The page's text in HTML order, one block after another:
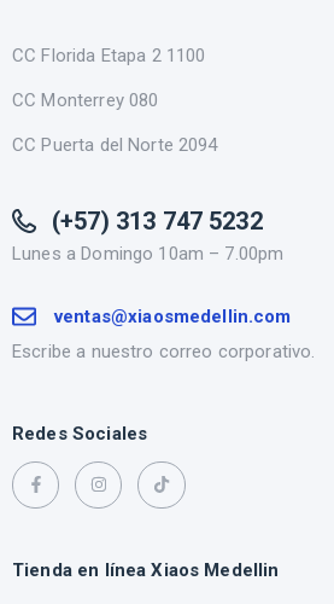
CC Florida Etapa 2 1100
CC Monterrey 080
CC Puerta del Norte 2094
(+57) 313 747 5232
Lunes a Domingo 10am – 7.00pm
ventas@xiaosmedellin.com
Escribe a nuestro correo corporativo.
Redes Sociales
Tienda en línea Xiaos Medellin